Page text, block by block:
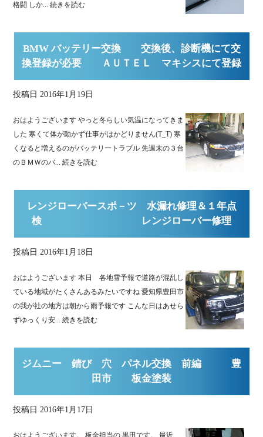
格闘 しか...続きを読む
BMW バッテリー交換 交換後、診断機にて交
換登録が必要 ＡＵＴＥＬ マキシスにて登録
投稿日 2016年1月19日
おはようございます やっと冬らしい気温になってきま
した 寒くて体が動かず仕事がはかどりません(T_T) 寒
くなると増えるのがバッテリートラブル 先週末の３台
のＢＭＷのバ...続きを読む
レンジローバースポ－ツ 水漏れ修理＆１年点
検 レンジローバー修理
投稿日 2016年1月18日
おはようございます 本日 各地雪予報で道路が混乱し
ている地域がたくさんあるみたいですね 愛知県豊田市
の我が社の地方は朝から雨予報です こんな日はあせら
ずゆっくり安...続きを読む
ジムニー 錆び 穴 パネル交換 前編 豊
田市 板金塗装
投稿日 2016年1月17日
おはようございます。 板金担当の 黒田です。 最近